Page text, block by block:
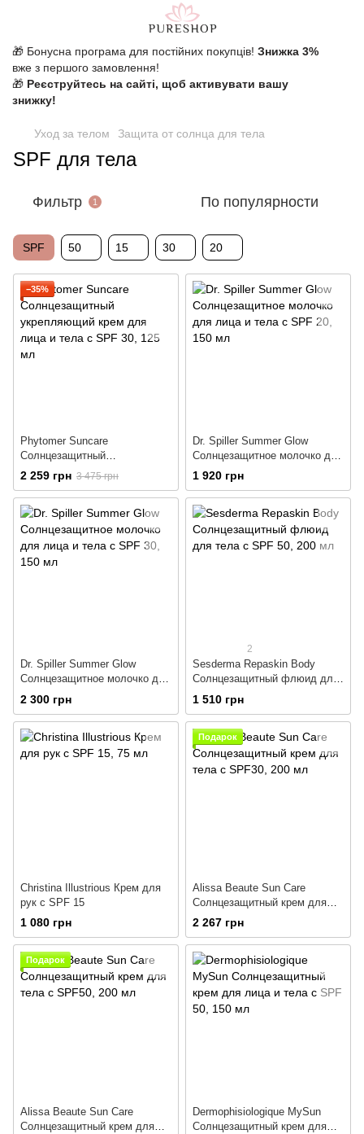
🎁 Бонусна програма для постійних покупців! Знижка 3%
вже з першого замовлення!
🎁 Реєструйтесь на сайті, щоб активувати вашу
знижку!
Уход за телом Защита от солнца для тела
SPF для тела
Фильтр 1 По популярности
SPF 50 15 30 20
−35%
Phytomer Suncare
Солнцезащитный
укрепляющий крем для лица
и тела c SPF 30
2 259 грн 3 475 грн
Dr. Spiller Summer Glow
Солнцезащитное молочко для
лица и тела с SPF 20
1 920 грн
Dr. Spiller Summer Glow
Солнцезащитное молочко для
лица и тела с SPF 30
2 300 грн
2
Sesderma Repaskin Body
Солнцезащитный флюид для
тела с SPF 50
1 510 грн
Christina Illustrious Крем для
рук с SPF 15
1 080 грн
Подарок
Alissa Beaute Sun Care
Солнцезащитный крем для
тела с SPF30
2 267 грн
Подарок
Alissa Beaute Sun Care
Солнцезащитный крем для
Dermophisiologique MySun
Солнцезащитный крем для